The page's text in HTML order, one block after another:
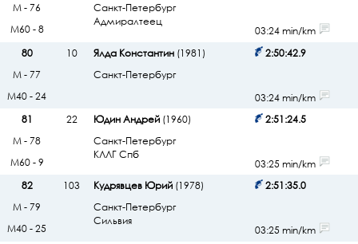
Санкт-Петербург
Адмиралтеец
М - 76
М60 - 8
03:24 min/km
80
10 Ялда Константин(1981)
Санкт-Петербург
2:50:42.9
М - 77
М40 - 24
03:24 min/km
81
22 Юдин Андрей(1960)
Санкт-Петербург
КЛЛГ Спб
2:51:24.5
М - 78
М60 - 9
03:25 min/km
82
103 Кудрявцев Юрий(1978)
Санкт-Петербург
Сильвия
2:51:35.0
М - 79
М40 - 25
03:25 min/km